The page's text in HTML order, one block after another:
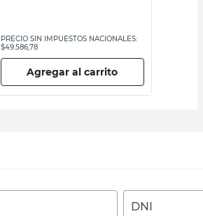
PRECIO SIN IMPUESTOS NACIONALES:
$49.586,78
Agregar al carrito
DNI